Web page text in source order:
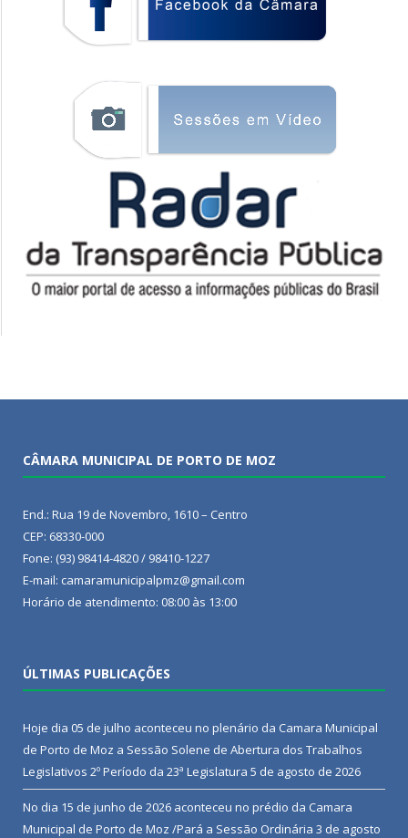
CÂMARA MUNICIPAL DE PORTO DE MOZ
End.: Rua 19 de Novembro, 1610 – Centro
CEP: 68330-000
Fone: (93) 98414-4820 / 98410-1227
E-mail: camaramunicipalpmz@gmail.com
Horário de atendimento: 08:00 às 13:00
ÚLTIMAS PUBLICAÇÕES
Hoje dia 05 de julho aconteceu no plenário da Camara Municipal
de Porto de Moz a Sessão Solene de Abertura dos Trabalhos
Legislativos 2º Período da 23ª Legislatura 5 de agosto de 2026
No dia 15 de junho de 2026 aconteceu no prédio da Camara
Municipal de Porto de Moz /Pará a Sessão Ordinária 3 de agosto